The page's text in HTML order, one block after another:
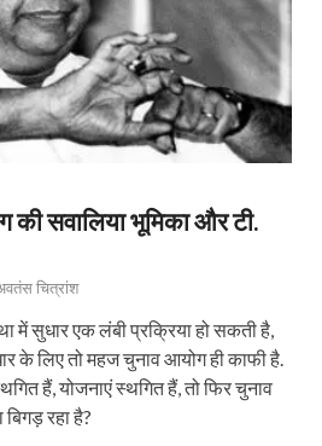
की सवालिया भूमिका और टी.
चित्रांश
में सुधार एक लंबी प्रक्रिया हो सकती है,
के लिए तो महज चुनाव आयोग ही काफी है.
हैं, योजनाएं स्थगित हैं, तो फिर चुनाव
रहा है?